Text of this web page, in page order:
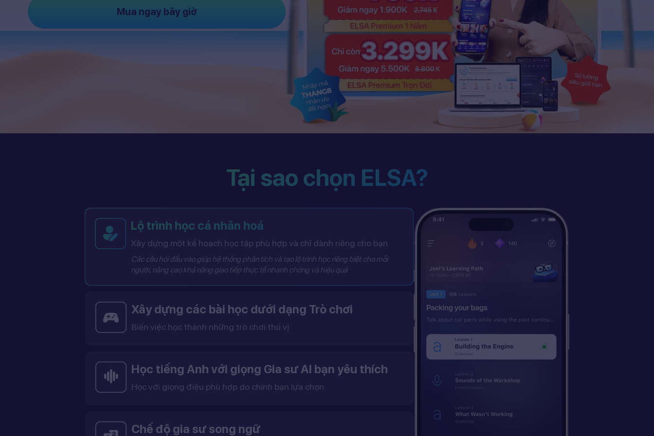
Mua ngay bây giờ
Tại sao chọn ELSA?
Lộ trình học cá nhân hoá
Xây dựng một kế hoạch học tập phù hợp và chỉ dành riêng cho bạn
Các câu hỏi đầu vào giúp hệ thống phân tích và tạo lộ trình học riêng biệt cho mỗi
người, nâng cao khả năng giao tiếp thực tế nhanh chóng và hiệu quả
Xây dựng các bài học dưới dạng Trò chơi
Biến việc học thành những trò chơi thú vị
Học tiếng Anh với giọng Gia sư AI bạn yêu thích
Học với giọng điệu phù hợp do chính bạn lựa chọn
Chế độ gia sư song ngữ